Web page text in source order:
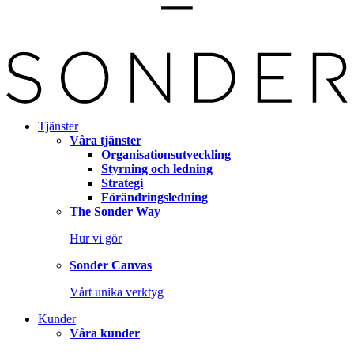
Tjänster
Våra tjänster
Organisationsutveckling
Styrning och ledning
Strategi
Förändringsledning
The Sonder Way
Hur vi gör
Sonder Canvas
Vårt unika verktyg
Kunder
Våra kunder